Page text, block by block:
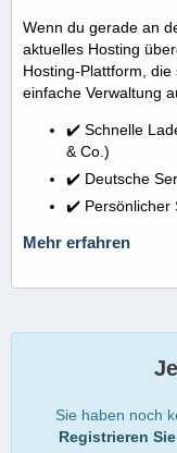
Wenn du gerade an
aktuelles Hosting
Hosting-Plattform,
einfache Verwaltung
✔️ Schnelle
& Co.)
✔️ Deutsche
✔️ Persönlicher
Mehr erfahren
Sie haben noch
Registrieren